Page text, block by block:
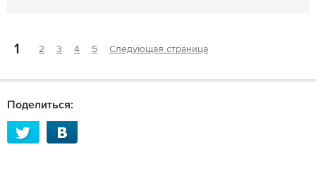
1 2 3 4 5 Следующая страница
Поделиться: